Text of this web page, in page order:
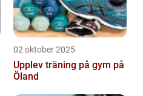
02 oktober 2025
Upplev träning på gym på
Öland